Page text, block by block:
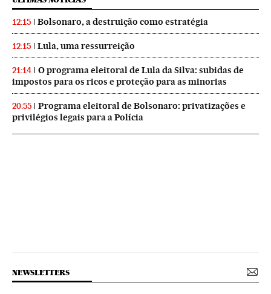
12:15 Bolsonaro, a destruição como estratégia
12:15 Lula, uma ressurreição
21:14
O programa eleitoral de Lula da Silva: subidas de
impostos para os ricos e proteção para as minorias
20:55
Programa eleitoral de Bolsonaro: privatizações e
privilégios legais para a Polícia
NEWSLETTERS